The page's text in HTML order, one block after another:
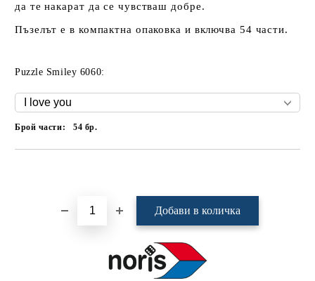
да те накарат да се чувстваш добре.
Пъзелът е в компактна опаковка и включва 54 части.
Puzzle Smiley 6060:
Брой части: 54 бр.